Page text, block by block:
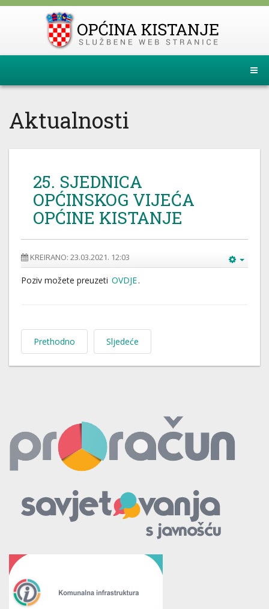
Aktualnosti
25. SJEDNICA
OPĆINSKOG VIJEĆA
OPĆINE KISTANJE
KREIRANO: 23.03.2021. 12:03
Poziv možete preuzeti OVDJE.
Prethodno Sljedeće